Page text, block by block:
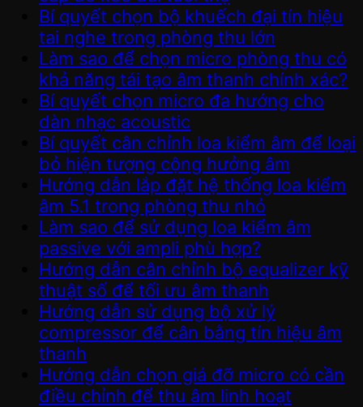
Bí quyết chọn bộ khuếch đại tín hiệu
tai nghe trong phòng thu lớn
Làm sao để chọn micro phòng thu có
khả năng tái tạo âm thanh chính xác?
Bí quyết chọn micro đa hướng cho
dàn nhạc acoustic
Bí quyết cân chỉnh loa kiểm âm để loại
bỏ hiện tượng cộng hưởng âm
Hướng dẫn lắp đặt hệ thống loa kiểm
âm 5.1 trong phòng thu nhỏ
Làm sao để sử dụng loa kiểm âm
passive với ampli phù hợp?
Hướng dẫn cân chỉnh bộ equalizer kỹ
thuật số để tối ưu âm thanh
Hướng dẫn sử dụng bộ xử lý
compressor để cân bằng tín hiệu âm
thanh
Hướng dẫn chọn giá đỡ micro có cần
điều chỉnh để thu âm linh hoạt